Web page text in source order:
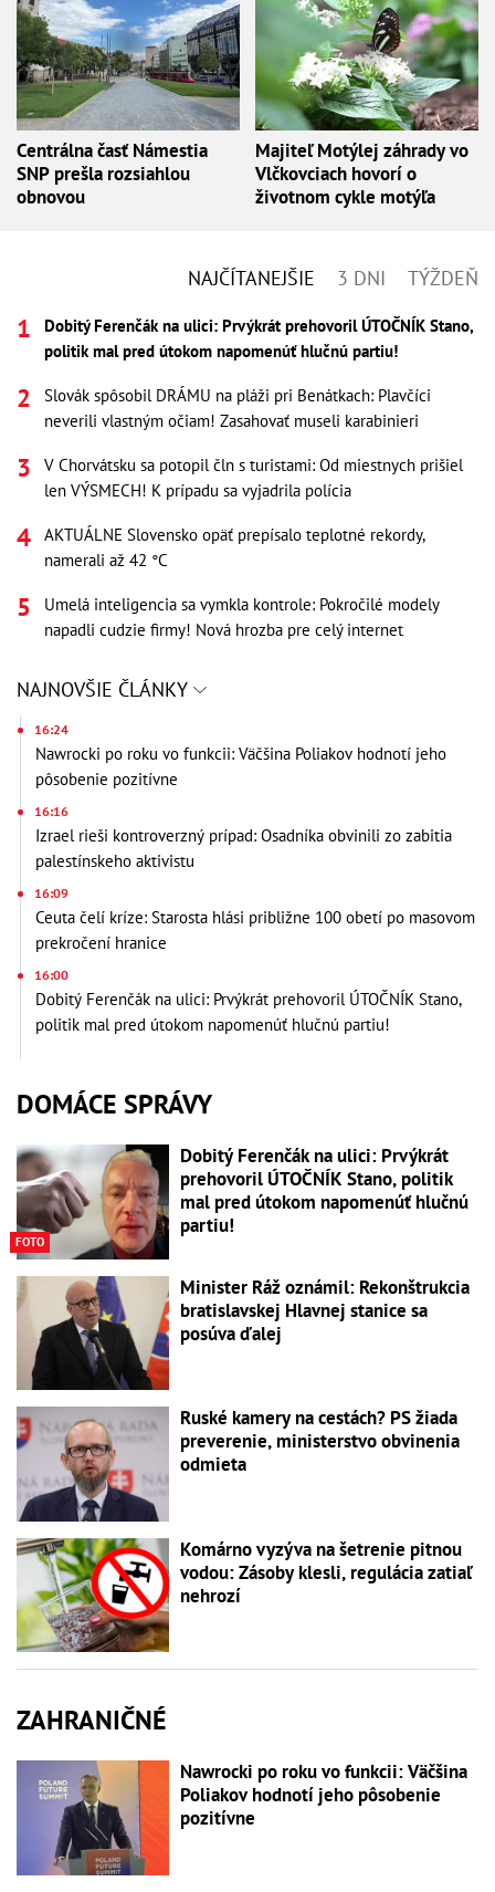
Centrálna časť Námestia
SNP prešla rozsiahlou
obnovou
Majiteľ Motýlej záhrady vo
Vlčkovciach hovorí o
životnom cykle motýľa
NAJČÍTANEJŠIE 3 DNI TÝŽDEŇ
Dobitý Ferenčák na ulici: Prvýkrát prehovoril ÚTOČNÍK Stano,
politik mal pred útokom napomenúť hlučnú partiu!
Slovák spôsobil DRÁMU na pláži pri Benátkach: Plavčíci
neverili vlastným očiam! Zasahovať museli karabinieri
V Chorvátsku sa potopil čln s turistami: Od miestnych prišiel
len VÝSMECH! K prípadu sa vyjadrila polícia
AKTUÁLNE Slovensko opäť prepísalo teplotné rekordy,
namerali až 42 °C
Umelá inteligencia sa vymkla kontrole: Pokročilé modely
napadli cudzie firmy! Nová hrozba pre celý internet
NAJNOVŠIE ČLÁNKY
16:24
Nawrocki po roku vo funkcii: Väčšina Poliakov hodnotí jeho
pôsobenie pozitívne
16:16
Izrael rieši kontroverzný prípad: Osadníka obvinili zo zabitia
palestínskeho aktivistu
16:09
Ceuta čelí kríze: Starosta hlási približne 100 obetí po masovom
prekročení hranice
16:00
Dobitý Ferenčák na ulici: Prvýkrát prehovoril ÚTOČNÍK Stano,
politik mal pred útokom napomenúť hlučnú partiu!
DOMÁCE SPRÁVY
FOTO
Dobitý Ferenčák na ulici: Prvýkrát
prehovoril ÚTOČNÍK Stano, politik
mal pred útokom napomenúť hlučnú
partiu!
Minister Ráž oznámil: Rekonštrukcia
bratislavskej Hlavnej stanice sa
posúva ďalej
Ruské kamery na cestách? PS žiada
preverenie, ministerstvo obvinenia
odmieta
Komárno vyzýva na šetrenie pitnou
vodou: Zásoby klesli, regulácia zatiaľ
nehrozí
ZAHRANIČNÉ
Nawrocki po roku vo funkcii: Väčšina
Poliakov hodnotí jeho pôsobenie
pozitívne